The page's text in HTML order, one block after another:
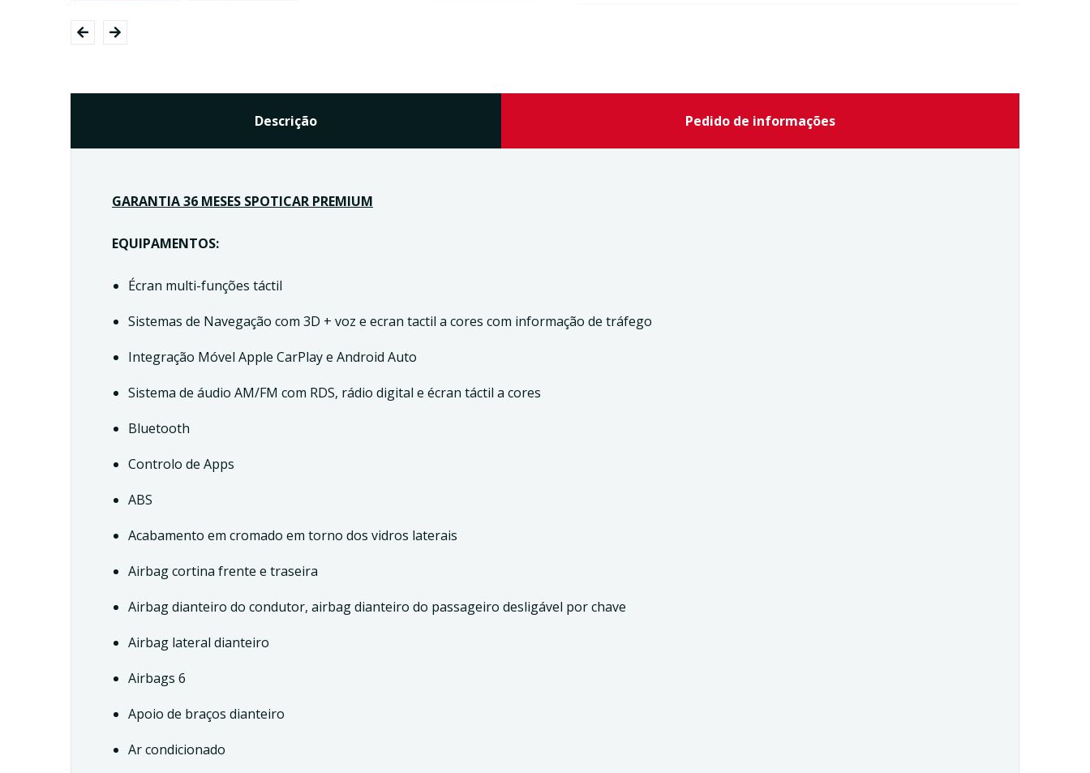
Descrição Pedido de informações
GARANTIA 36 MESES SPOTICAR PREMIUM
EQUIPAMENTOS:
Écran multi-funções táctil
Sistemas de Navegação com 3D + voz e ecran tactil a cores com informação de tráfego
Integração Móvel Apple CarPlay e Android Auto
Sistema de áudio AM/FM com RDS, rádio digital e écran táctil a cores
Bluetooth
Controlo de Apps
ABS
Acabamento em cromado em torno dos vidros laterais
Airbag cortina frente e traseira
Airbag dianteiro do condutor, airbag dianteiro do passageiro desligável por chave
Airbag lateral dianteiro
Airbags 6
Apoio de braços dianteiro
Ar condicionado